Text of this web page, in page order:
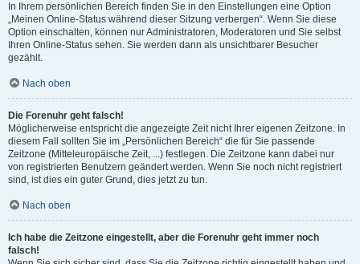
In Ihrem persönlichen Bereich finden Sie in den Einstellungen eine Option
„Meinen Online-Status während dieser Sitzung verbergen“. Wenn Sie diese
Option einschalten, können nur Administratoren, Moderatoren und Sie selbst
Ihren Online-Status sehen. Sie werden dann als unsichtbarer Besucher
gezählt.
Nach oben
Die Forenuhr geht falsch!
Möglicherweise entspricht die angezeigte Zeit nicht Ihrer eigenen Zeitzone. In
diesem Fall sollten Sie im „Persönlichen Bereich“ die für Sie passende
Zeitzone (Mitteleuropäische Zeit, ...) festlegen. Die Zeitzone kann dabei nur
von registrierten Benutzern geändert werden. Wenn Sie noch nicht registriert
sind, ist dies ein guter Grund, dies jetzt zu tun.
Nach oben
Ich habe die Zeitzone eingestellt, aber die Forenuhr geht immer noch
falsch!